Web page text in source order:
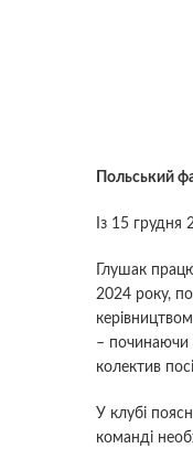
Польський
Із 15
Глушак
2024 року,
– починаючи
колектив
У клубі
команді